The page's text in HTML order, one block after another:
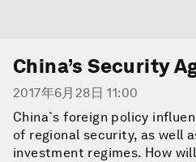
China’s Security
2017年6月28日 11:00
China`s foreign policy
of regional security, as well
investment regimes. How